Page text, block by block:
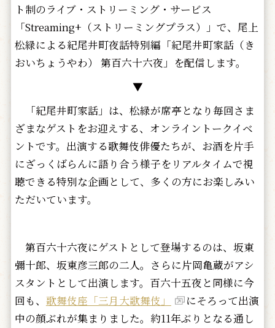
ト制のライブ・ストリーミング・サービス
「Streaming+（ストリーミングプラス）」で、尾上
松緑による紀尾井町夜話特別編「紀尾井町家話（き
おいちょうやわ） 第百六十六夜」を配信します。
▼
「紀尾井町家話」は、松緑が席亭となり毎回さま
ざまなゲストをお迎えする、オンライントークイベ
ントです。出演する歌舞伎俳優たちが、お酒を片手
にざっくばらんに語り合う様子をリアルタイムで視
聴できる特別な企画として、多くの方にお楽しみい
ただいています。
第百六十六夜にゲストとして登場するのは、坂東
彌十郎、坂東彦三郎の二人。さらに片岡亀蔵がアシ
スタントとして出演します。百六十五夜と同様に今
回も、 歌舞伎座「三月大歌舞伎」
にそろって出演
中の顔ぶれが集まりました。約11年ぶりとなる通し